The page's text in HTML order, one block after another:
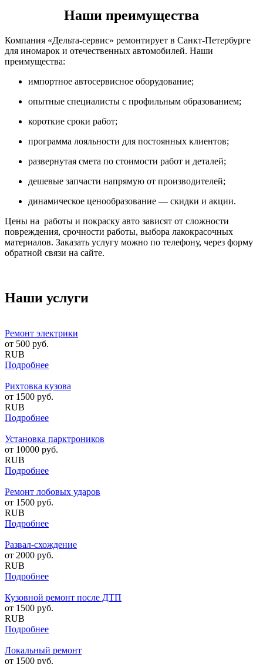
Наши преимущества
Компания «Дельта-сервис» ремонтирует в Санкт-Петербурге
для иномарок и отечественных автомобилей. Наши
преимущества:
импортное автосервисное оборудование;
опытные специалисты с профильным образованием;
короткие сроки работ;
программа лояльности для постоянных клиентов;
развернутая смета по стоимости работ и деталей;
дешевые запчасти напрямую от производителей;
динамическое ценообразование — скидки и акции.
Цены на работы и покраску авто зависят от сложности
повреждения, срочности работы, выбора лакокрасочных
материалов. Заказать услугу можно по телефону, через форму
обратной связи на сайте.
Наши услуги
Ремонт электрики
от 500 руб.
RUB
Подробнее
Рихтовка кузова
от 1500 руб.
RUB
Подробнее
Установка парктроников
от 10000 руб.
RUB
Подробнее
Ремонт лобовых ударов
от 1500 руб.
RUB
Подробнее
Развал-схождение
от 2000 руб.
RUB
Подробнее
Кузовной ремонт после ДТП
от 1500 руб.
RUB
Подробнее
Локальный ремонт
от 1500 руб.